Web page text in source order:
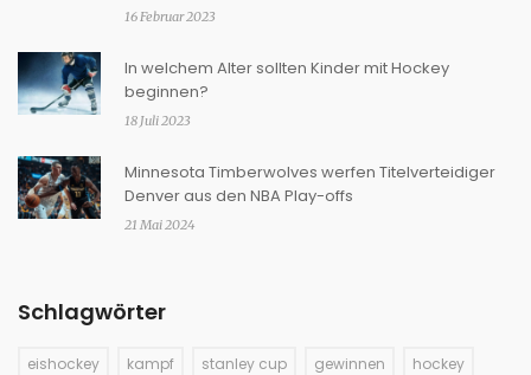
16 Februar 2023
In welchem Alter sollten Kinder mit Hockey
beginnen?
18 Juli 2023
Minnesota Timberwolves werfen Titelverteidiger
Denver aus den NBA Play-offs
21 Mai 2024
Schlagwörter
eishockey kampf stanley cup gewinnen hockey